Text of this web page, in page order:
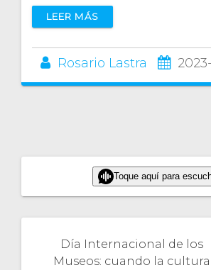
LEER MÁS
Rosario Lastra
Toque aquí para
Día Internacional de los
Museos: cuando la cultura